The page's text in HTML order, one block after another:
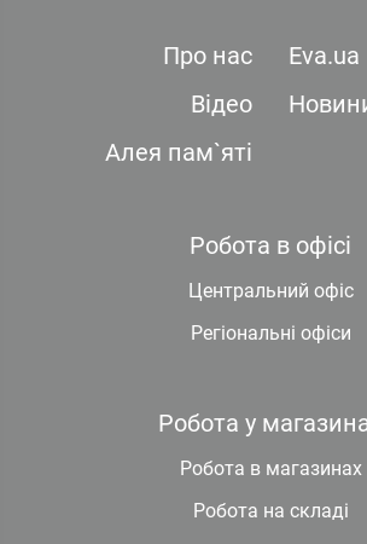
Про нас
Eva.ua
Відео
Алея пам`яті
Робота в офісі
Центральний офіс
Регіональні офіси
Робота у
Робота в магазинах
Робота на складі